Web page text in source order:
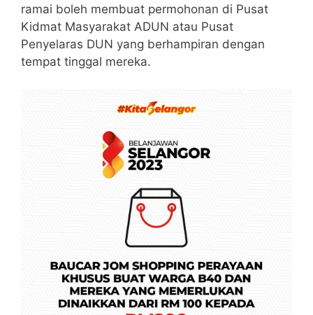
ramai boleh membuat permohonan di Pusat
Kidmat Masyarakat ADUN atau Pusat
Penyelaras DUN yang berhampiran dengan
tempat tinggal mereka.